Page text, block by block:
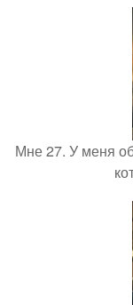
Мне 27. У меня